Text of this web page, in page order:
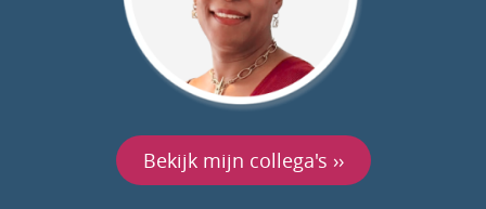
Bekijk mijn collega's ››